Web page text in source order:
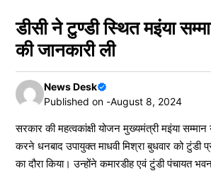
डीसी ने टुण्डी स्थित मइंया
की जानकारी ली
News Desk
Published on -August 8, 2024
सरकार की महत्वकांक्षी योजन मुख्यमंत्री मइंया
करने धनबाद उपायुक्त माधवी मिश्रा बुधवार को टुंडी
का दौरा किया। उन्होंने कमारडीह एवं टुंडी पंचायत